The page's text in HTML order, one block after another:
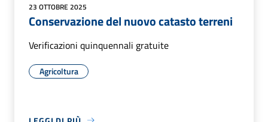
23 OTTOBRE 2025
Conservazione del nuovo catasto terreni
Verificazioni quinquennali gratuite
Agricoltura